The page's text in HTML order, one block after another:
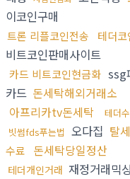
이코인구매
트론 리플코인전송 테더
비트코인판매사이트
카드 비트코인현금화 ssg
카드 돈세탁해외거래소
아프리카tv돈세탁
테더
빗썸fds푸는법 오다집 탈
수료
돈세탁당일정산
테더개인거래 재정거래믹